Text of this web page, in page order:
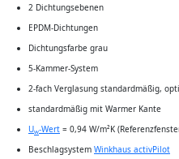
2 Dichtungsebenen
EPDM-Dichtungen
Dichtungsfarbe grau
5-Kammer-System
2-fach Verglasung standardmäßig,
standardmäßig mit Warmer Kante
Uw-Wert = 0,94 W/m²K
Beschlagsystem Winkhaus activPilot